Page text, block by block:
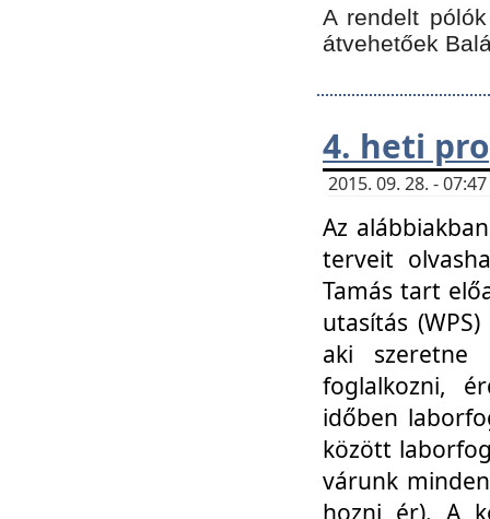
A rendelt
átvehetőek
4. heti
2015. 09. 28. -
Az
terveit
Tamás tart
utasítás
aki szeretne
foglalkozni,
időben
között
várunk
hozni ér). A